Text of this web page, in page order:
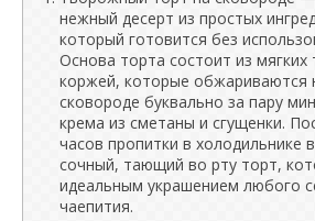
нежный десерт из простых
который готовится без
Основа торта состоит из
коржей, которые обжариваются
сковороде буквально за пару
крема из сметаны и сгущенки.
часов пропитки в холодильнике
сочный, тающий во рту торт,
идеальным украшением любого
чаепития.